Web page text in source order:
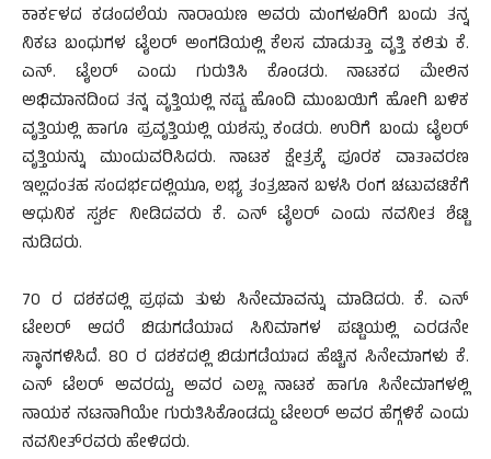
ಕಾರ್ಕಳದ ಕಡಂದಲೆಯ ನಾರಾಯಣ ಅವರು ಮಂಗಳೂರಿಗೆ ಬಂದು ತನ್ನ
ನಿಕಟ ಬಂಧುಗಳ ಟೈಲರ್ ಅಂಗಡಿಯಲ್ಲಿ ಕೆಲಸ ಮಾಡುತ್ತಾ ವೃತ್ತಿ ಕಲಿತು ಕೆ.
ಎನ್. ಟೈಲರ್ ಎಂದು ಗುರುತಿಸಿ ಕೊಂಡರು. ನಾಟಕದ ಮೇಲಿನ
ಅಭಿಮಾನದಿಂದ ತನ್ನ ವೃತ್ತಿಯಲ್ಲಿ ನಷ್ಟ ಹೊಂದಿ ಮುಂಬಯಿಗೆ ಹೋಗಿ ಬಳಿಕ
ವೃತ್ತಿಯಲ್ಲಿ ಹಾಗೂ ಪ್ರವೃತ್ತಿಯಲ್ಲಿ ಯಶಸ್ಸು ಕಂಡರು. ಉರಿಗೆ ಬಂದು ಟೈಲರ್
ವೃತ್ತಿಯನ್ನು ಮುಂದುವರಿಸಿದರು. ನಾಟಕ ಕ್ಷೇತ್ರಕ್ಕೆ ಪೂರಕ ವಾತಾವರಣ
ಇಲ್ಲದಂತಹ ಸಂದರ್ಭದಲ್ಲಿಯೂ, ಲಭ್ಯ ತಂತ್ರಜಾನ ಬಳಸಿ ರಂಗ ಚಟುವಟಿಕೆಗೆ
ಆಧುನಿಕ ಸ್ಪರ್ಶ ನೀಡಿದವರು ಕೆ. ಎನ್ ಟೈಲರ್ ಎಂದು ನವನೀತ ಶೆಟ್ಟಿ
ನುಡಿದರು.
70 ರ ದಶಕದಲ್ಲಿ ಪ್ರಥಮ ತುಳು ಸಿನೇಮಾವನ್ನು ಮಾಡಿದರು. ಕೆ. ಎನ್
ಟೇಲರ್ ಆದರೆ ಬಿಡುಗಡೆಯಾದ ಸಿನಿಮಾಗಳ ಪಟ್ಟಿಯಲ್ಲಿ ಎರಡನೇ
ಸ್ಥಾನಗಳಿಸಿದೆ. 80 ರ ದಶಕದಲ್ಲಿ ಬಿಡುಗಡೆಯಾದ ಹೆಚ್ಚಿನ ಸಿನೇಮಾಗಳು ಕೆ.
ಎನ್ ಟೆಲರ್ ಅವರದ್ದು, ಅವರ ಎಲ್ಲಾ ನಾಟಕ ಹಾಗೂ ಸಿನೇಮಾಗಳಲ್ಲಿ
ನಾಯಕ ನಟನಾಗಿಯೇ ಗುರುತಿಸಿಕೊಂಡದ್ದು ಟೇಲರ್ ಅವರ ಹೆಗ್ಗಳಿಕೆ ಎಂದು
ನವನೀತ್‍ರವರು ಹೇಳಿದರು.